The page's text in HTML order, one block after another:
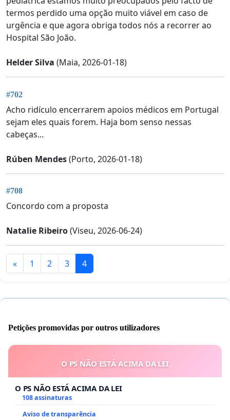
termos perdido uma opção muito viável em caso de
urgência e que agora obriga todos nós a recorrer ao
Hospital São João.
Helder Silva (Maia, 2026-01-18)
#702
Acho ridículo encerrarem apoios médicos em Portugal
sejam eles quais forem. Haja bom senso nessas
cabeças...
Rúben Mendes(Porto, 2026-01-18)
#708
Concordo com a proposta
Natalie Ribeiro(Viseu, 2026-06-24)
« 1 2 3 4
Petições promovidas por outros utilizadores
O PS NÃO ESTÁ ACIMA DA LEI
O PS NÃO ESTÁ ACIMA DA LEI
108 assinaturas
Aviso de transparência